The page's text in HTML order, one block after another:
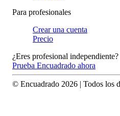
Para profesionales
Crear una cuenta
Precio
¿Eres profesional independiente?
Prueba Encuadrado ahora
© Encuadrado 2026 | Todos los